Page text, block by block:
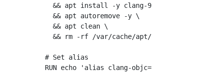
&& apt install -y clang-9 make gobjc-9
  && apt autoremove -y \
  && apt clean \
&& rm -rf /var/cache/apt/archives/* /var/
# Set alias
RUN echo 'alias clang-objc="clang-9